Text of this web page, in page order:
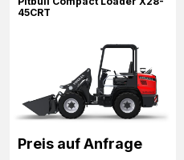
45CRT
Preis auf Anfrage